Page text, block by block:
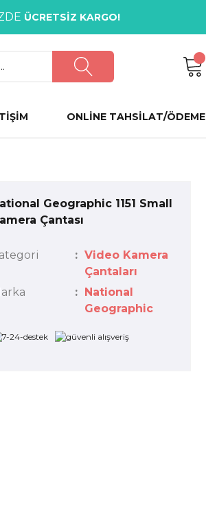
ÜCRETSİZ KARGO!
ONLİNE TAHSİLAT/ÖDEME
Geographic 1151 Small
Çantası
Video Kamera
Çantaları
National
Geographic